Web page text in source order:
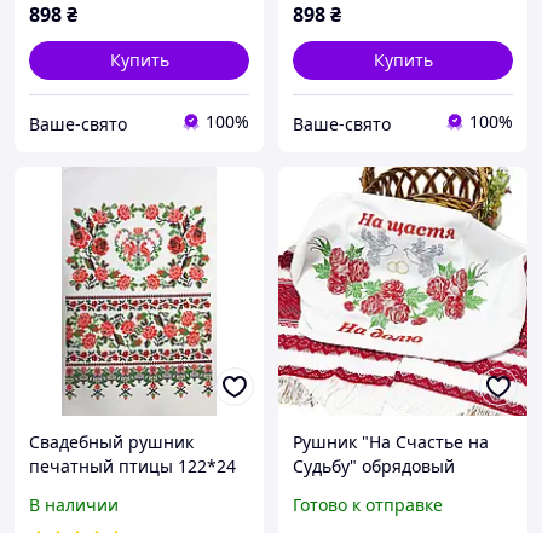
898₴
Купить
Ваше-свято 100%
898₴
Купить
Ваше-свято 100%
Свадебный рушник
печатный птицы 122*24
В наличии
Рушник "На Счастье на
Судьбу" обрядовый
Готово к отправке